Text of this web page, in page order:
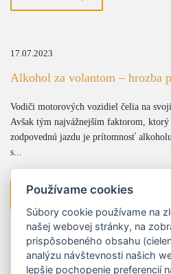
17.07.2023
Alkohol za volantom – hrozba
Vodiči motorových vozidiel čelia na
Avšak tým najvážnejším faktorom,
zodpovednú jazdu je prítomnosť
s...
viac
Používame cookies
Súbory cookie používame na
našej webovej stránky, na
prispôsobeného obsahu
analýzu návštevnosti našich
lepšie pochopenie preferencií